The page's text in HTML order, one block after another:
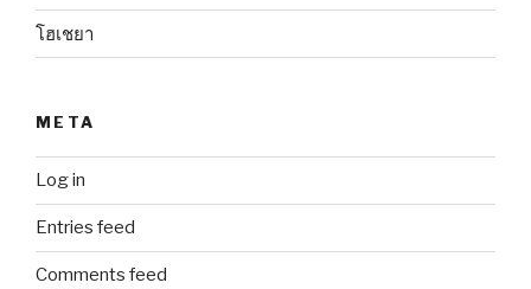
โฮเชยา
META
Log in
Entries feed
Comments feed